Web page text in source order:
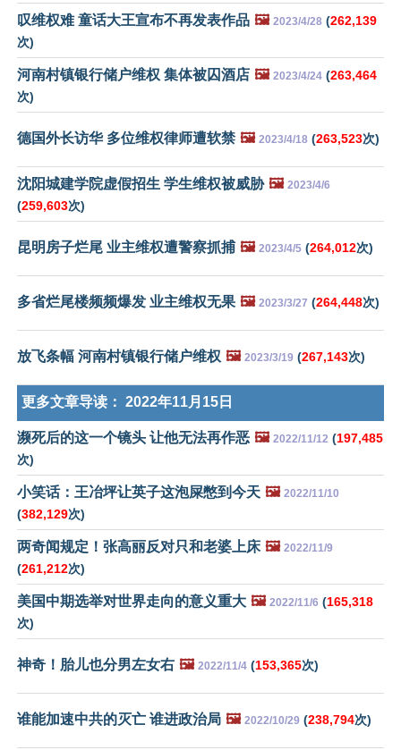
叹维权难 童话大王宣布不再发表作品 🖼️ 2023/4/28 (262,139
次)
河南村镇银行储户维权 集体被囚酒店 🖼️ 2023/4/24 (263,464
次)
德国外长访华 多位维权律师遭软禁 🖼️ 2023/4/18 (263,523次)
沈阳城建学院虚假招生 学生维权被威胁 🖼️ 2023/4/6
(259,603次)
昆明房子烂尾 业主维权遭警察抓捕 🖼️ 2023/4/5 (264,012次)
多省烂尾楼频频爆发 业主维权无果 🖼️ 2023/3/27 (264,448次)
放飞条幅 河南村镇银行储户维权 🖼️ 2023/3/19 (267,143次)
更多文章导读： 2022年11月15日
濒死后的这一个镜头 让他无法再作恶 🖼️ 2022/11/12 (197,485
次)
小笑话：王冶坪让英子这泡屎憋到今天 🖼️ 2022/11/10
(382,129次)
两奇闻规定！张高丽反对只和老婆上床 🖼️ 2022/11/9
(261,212次)
美国中期选举对世界走向的意义重大 🖼️ 2022/11/6 (165,318
次)
神奇！胎儿也分男左女右 🖼️ 2022/11/4 (153,365次)
谁能加速中共的灭亡 谁进政治局 🖼️ 2022/10/29 (238,794次)